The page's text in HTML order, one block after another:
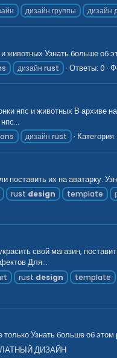
дизайн группы дизайн
Узнать больше об
дизайн rust Ответы: 0
и животных В архиве
дизайн rust Категория:
их на аватарку.
rust design template
свой магазин, поставить
Для...
rust design template
Узнать больше об этом
ДИЗАЙН